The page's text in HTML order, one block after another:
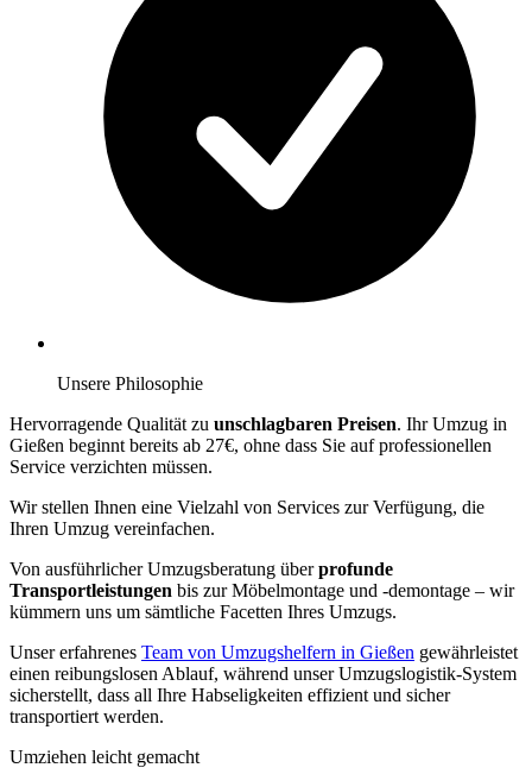
Unsere Philosophie
Hervorragende Qualität zu unschlagbaren Preisen. Ihr Umzug in
Gießen beginnt bereits ab 27€, ohne dass Sie auf professionellen
Service verzichten müssen.
Wir stellen Ihnen eine Vielzahl von Services zur Verfügung, die
Ihren Umzug vereinfachen.
Von ausführlicher Umzugsberatung überprofunde
Transportleistungen bis zur Möbelmontage und -demontage – wir
kümmern uns um sämtliche Facetten Ihres Umzugs.
Unser erfahrenes Team von Umzugshelfern in Gießen gewährleistet
einen reibungslosen Ablauf, während unser Umzugslogistik-System
sicherstellt, dass all Ihre Habseligkeiten effizient und sicher
transportiert werden.
Umziehen leicht gemacht